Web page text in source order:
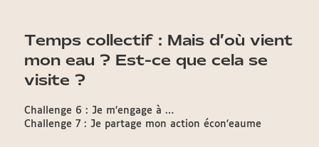
Temps collectif : Mais d’où vient
mon eau ? Est-ce que cela se
visite ?
Challenge 6 : Je m’engage à …
Challenge 7 : Je partage mon action écon’eaume